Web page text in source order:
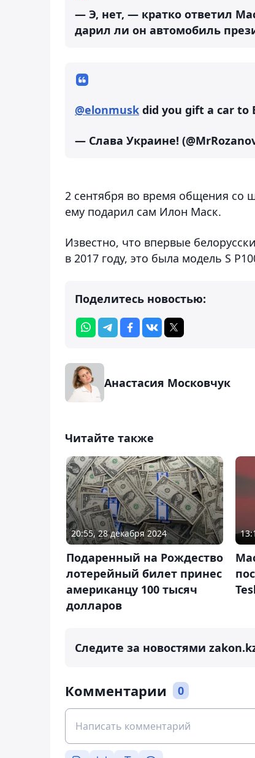
— Э, нет, — кратко ответил
дарил ли он автомобиль
@elonmusk did you gift a car to
— Слава Украине!
2 сентября во время общения со
ему подарил сам Илон Маск.
Известно, что впервые
в 2017 году, это была модель S
Поделитесь новостью:
Анастасия Московчук
Читайте также
20:55, 28 декабря 2024
Подаренный на Рождество
лотерейный билет принес
американцу 100 тысяч
долларов
Следите за новостями
Комментарии 0